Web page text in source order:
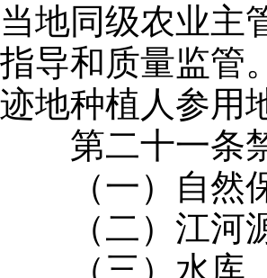
当地同级农业主
指导和质量监管
迹地种植人参用
第二十一条禁
（一）自然保
（二）江河源
（三）水库、